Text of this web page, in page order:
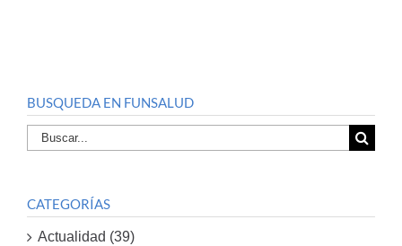
BUSQUEDA EN FUNSALUD
Buscar
por:
CATEGORÍAS
Actualidad (39)